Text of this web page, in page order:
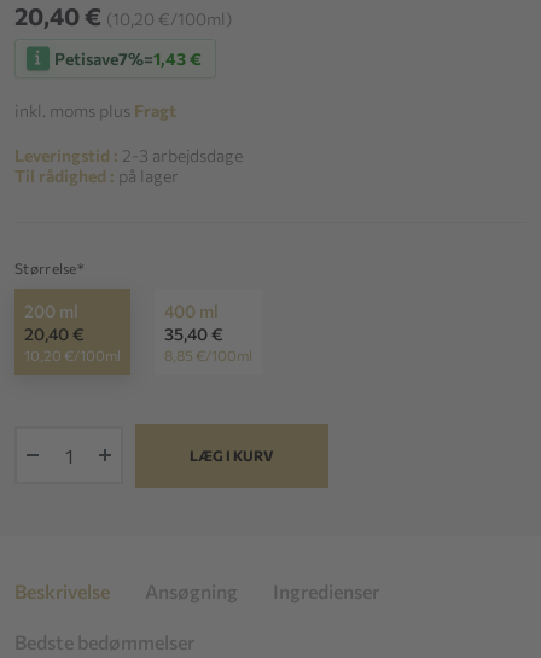
20,40 € (10,20 €/100ml)
Petisave7%=1,43 €
inkl. moms plus Fragt
Leveringstid : 2-3 arbejdsdage
Til rådighed : på lager
Størrelse*
200 ml
20,40 €
10,20 €/100ml
400 ml
35,40 €
8,85 €/100ml
LÆG I KURV
Beskrivelse Ansøgning Ingredienser
Bedste bedømmelser